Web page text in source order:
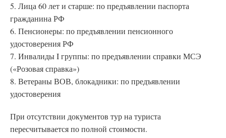
5. Лица 60 лет и старше: по предъявлении паспорта
гражданина РФ
6. Пенсионеры: по предъявлении пенсионного
удостоверения РФ
7. Инвалиды I группы: по предъявлении справки МСЭ
(«Розовая справка»)
8. Ветераны ВОВ, блокадники: по предъявлении
удостоверения
При отсутствии документов тур на туриста
пересчитывается по полной стоимости.